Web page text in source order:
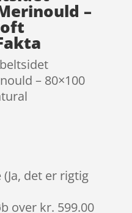
–
– 80×100
det er rigtig
over kr. 599.00